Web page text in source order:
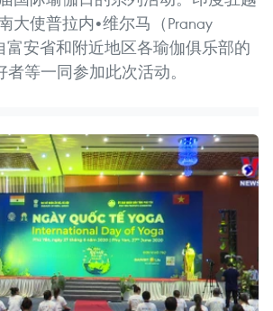
大使普拉内•维尔马（Pranay
富安省和附近地区各瑜伽俱乐部的
等一同参加此次活动。